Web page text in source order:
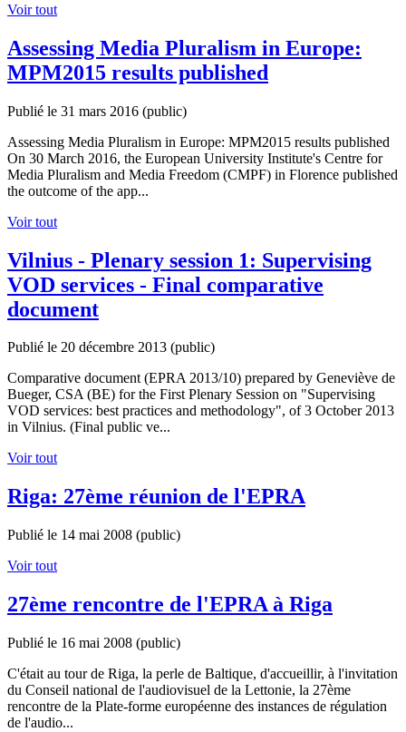
Voir tout
Assessing Media Pluralism in Europe:
MPM2015 results published
Publié le 31 mars 2016 (public)
Assessing Media Pluralism in Europe: MPM2015 results published
On 30 March 2016, the European University Institute's Centre for
Media Pluralism and Media Freedom (CMPF) in Florence published
the outcome of the app...
Voir tout
Vilnius - Plenary session 1: Supervising
VOD services - Final comparative
document
Publié le 20 décembre 2013 (public)
Comparative document (EPRA 2013/10) prepared by Geneviève de
Bueger, CSA (BE) for the First Plenary Session on "Supervising
VOD services: best practices and methodology", of 3 October 2013
in Vilnius. (Final public ve...
Voir tout
Riga: 27ème réunion de l'EPRA
Publié le 14 mai 2008 (public)
Voir tout
27ème rencontre de l'EPRA à Riga
Publié le 16 mai 2008 (public)
C'était au tour de Riga, la perle de Baltique, d'accueillir, à l'invitation
du Conseil national de l'audiovisuel de la Lettonie, la 27ème
rencontre de la Plate-forme européenne des instances de régulation
de l'audio...